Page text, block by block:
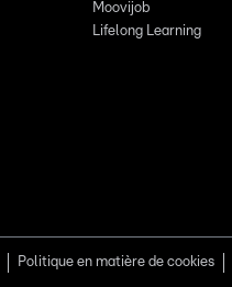
Moovijob
Lifelong Learning
Politique en matière de cookies